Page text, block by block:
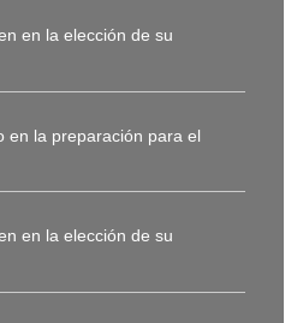
en la elección de su
en la preparación para el
en la elección de su